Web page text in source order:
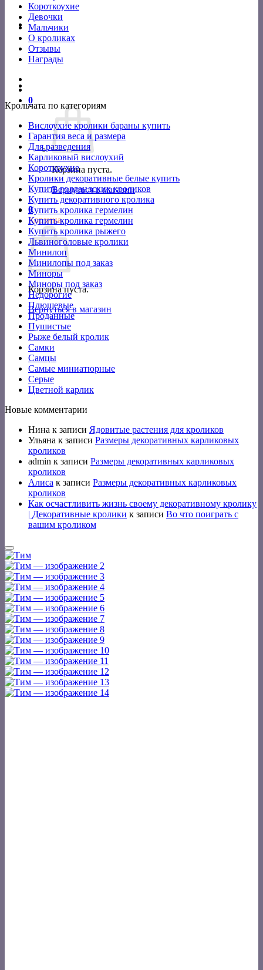
Короткоухие
Девочки
Мальчики
О кроликах
Отзывы
Награды
0
Корзина пуста.
Вернуться в магазин
0
Корзина
Корзина пуста.
Вернуться в магазин
Крольчата по категориям
Вислоухие кролики бараны купить
Гарантия веса и размера
Для разведения
Карликовый вислоухий
Короткоухие
Кролики декоративные белые купить
Купить голландских кроликов
Купить декоративного кролика
Купить кролика гермелин
Купить кролика гермелин
Купить кролика рыжего
Львиноголовые кролики
Минилоп
Минилопы под заказ
Миноры
Миноры под заказ
Недорогие
Плюшевые
Проданные
Пушистые
Рыже белый кролик
Самки
Самцы
Самые миниатюрные
Серые
Цветной карлик
Новые комментарии
Нина к записи Ядовитые растения для кроликов
Ульяна к записи Размеры декоративных карликовых
кроликов
admin к записи Размеры декоративных карликовых
кроликов
Алиса к записи Размеры декоративных карликовых
кроликов
Как осчастливить жизнь своему декоративному кролику
| Декоративные кролики к записи Во что поиграть с
вашим кроликом